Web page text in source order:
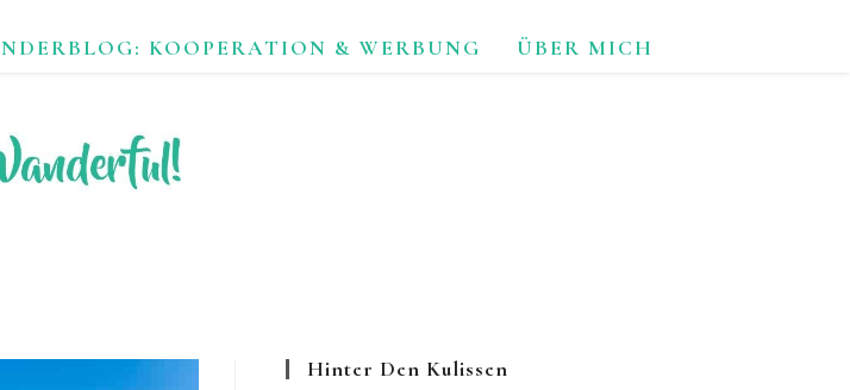
KOOPERATION & WERBUNG ÜBER MICH
Hinter Den Kulissen